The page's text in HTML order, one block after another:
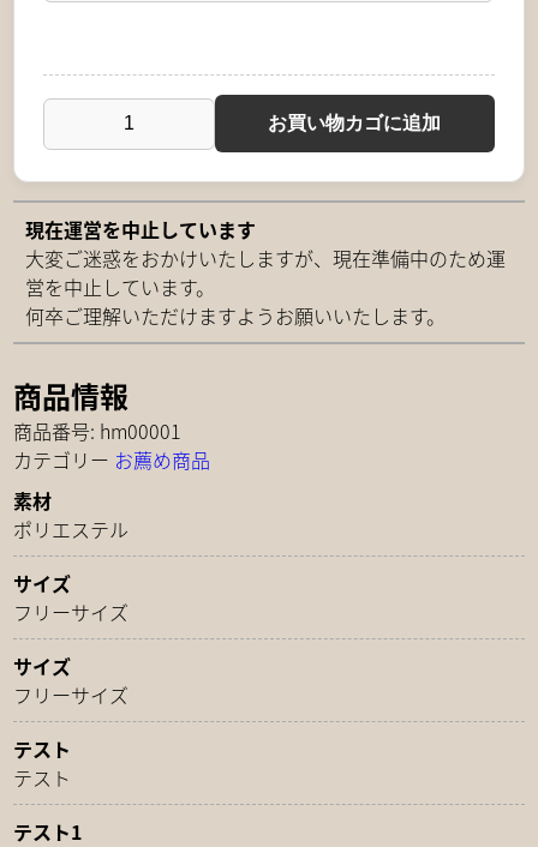
ス
ボ
ー
ル
キ
ャ
プ
カ
モ
ラ
デ
イ
ン
個
お買い物カゴに追加
現在運営を中止しています
大変ご迷惑をおかけいたしますが、現在準備中のため運
営を中止しています。
何卒ご理解いただけますようお願いいたします。
商品情報
商品番号: hm00001
カテゴリー お薦め商品
素材
ポリエステル
サイズ
フリーサイズ
サイズ
フリーサイズ
テスト
テスト
テスト1